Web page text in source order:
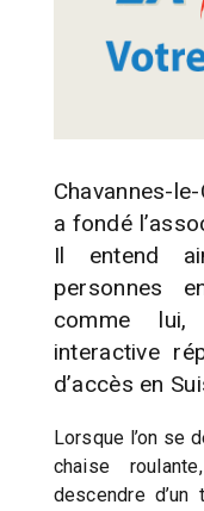
Chavannes-
a fondé
Il entend
personnes
comme
interactive
d’accès en
Lorsque l’on se
chaise
descendre d’un